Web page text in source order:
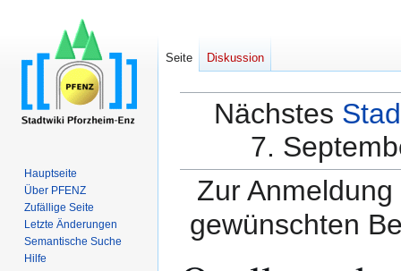
Nächstes
7.
Zur
gewünschten
Seite Diskussion
Hauptseite
Über PFENZ
Zufällige Seite
Letzte Änderungen
Semantische Suche
Hilfe